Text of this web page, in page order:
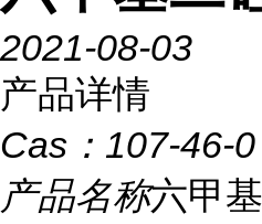
2021-08-03
产品详情
Cas： 107-46-0
产品名称六甲